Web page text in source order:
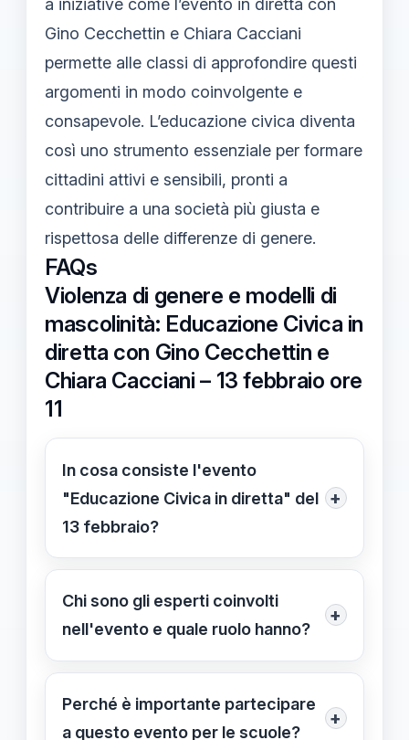
a iniziative come l’evento in diretta con
Gino Cecchettin e Chiara Cacciani
permette alle classi di approfondire questi
argomenti in modo coinvolgente e
consapevole. L’educazione civica diventa
così uno strumento essenziale per formare
cittadini attivi e sensibili, pronti a
contribuire a una società più giusta e
rispettosa delle differenze di genere.
FAQs
Violenza di genere e modelli di
mascolinità: Educazione Civica in
diretta con Gino Cecchettin e
Chiara Cacciani – 13 febbraio ore
11
In cosa consiste l'evento
"Educazione Civica in diretta" del
13 febbraio?
+
È un evento in diretta dedicato a
studenti e insegnanti, con interventi
di esperti come Gino Cecchettin e
sui temi di violenza di genere e
modelli di mascolinità.
Chi sono gli esperti coinvolti
nell'evento e quale ruolo hanno?
+
Intervengono Chiara Cacciani e Gino
Cecchettin, riconosciuti nel settore,
per approfondire temi come la
Perché è importante partecipare
a questo evento per le scuole?
+